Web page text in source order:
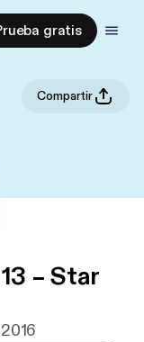
gratis
Compartir
– Star